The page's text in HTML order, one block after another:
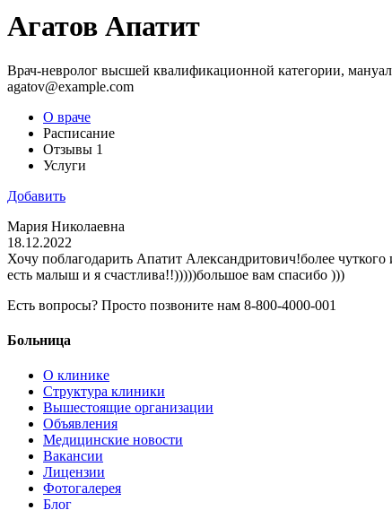
Агатов Апатит
Врач-невролог высшей квалификационной категории,
agatov@example.com
О враче
Расписание
Отзывы 1
Услуги
Добавить
Мария Николаевна
18.12.2022
Хочу поблагодарить Апатит Александритович!более
есть малыш и я счастлива!!)))))большое вам спасибо )))
Есть вопросы? Просто позвоните нам 8-800-4000-001
Больница
О клинике
Структура клиники
Вышестоящие организации
Объявления
Медицинские новости
Вакансии
Лицензии
Фотогалерея
Блог